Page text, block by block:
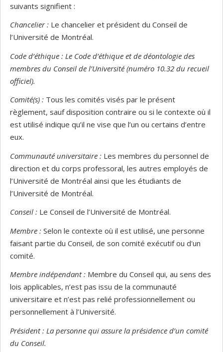
suivants signifient :
Chancelier : Le chancelier et président du Conseil de
l’Université de Montréal.
Code d’éthique : Le Code d’éthique et de déontologie des
membres du Conseil de l’Université (numéro 10.32 du recueil
officiel).
Comité(s) : Tous les comités visés par le présent
règlement, sauf disposition contraire ou si le contexte où il
est utilisé indique qu’il ne vise que l’un ou certains d’entre
eux.
Communauté universitaire : Les membres du personnel de
direction et du corps professoral, les autres employés de
l’Université de Montréal ainsi que les étudiants de
l’Université de Montréal.
Conseil : Le Conseil de l’Université de Montréal.
Membre : Selon le contexte où il est utilisé, une personne
faisant partie du Conseil, de son comité exécutif ou d'un
comité.
Membre indépendant : Membre du Conseil qui, au sens des
lois applicables, n’est pas issu de la communauté
universitaire et n’est pas relié professionnellement ou
personnellement à l’Université.
Président : La personne qui assure la présidence d’un comité
du Conseil.